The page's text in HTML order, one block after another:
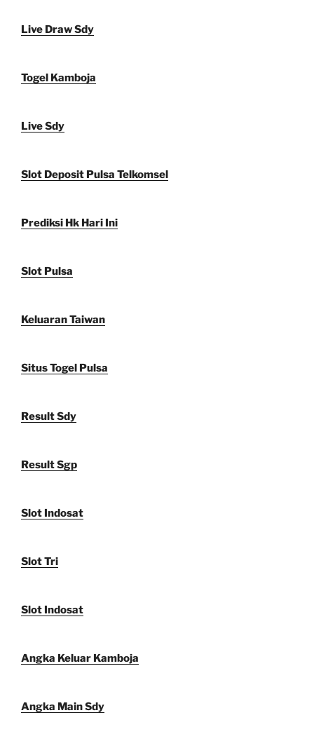
Live Draw Sdy
Togel Kamboja
Live Sdy
Slot Deposit Pulsa Telkomsel
Prediksi Hk Hari Ini
Slot Pulsa
Keluaran Taiwan
Situs Togel Pulsa
Result Sdy
Result Sgp
Slot Indosat
Slot Tri
Slot Indosat
Angka Keluar Kamboja
Angka Main Sdy